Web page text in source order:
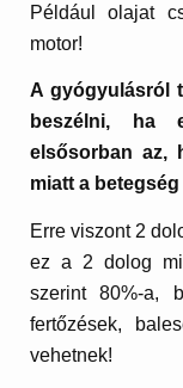
Például olajat
motor!
A gyógyulásról
beszélni, ha
elsősorban az,
miatt a
Erre viszont 2
ez a 2 dolog
szerint 80%-a,
fertőzések,
vehetnek!